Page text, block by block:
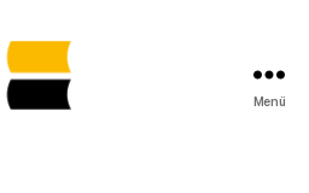
Menü